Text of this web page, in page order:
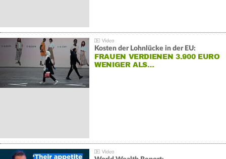
Kosten der Lohnlücke in der EU:
FRAUEN VERDIENEN 3.900 EURO
WENIGER ALS…